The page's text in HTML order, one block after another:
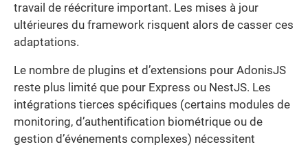
travail de réécriture important. Les mises à jour
ultérieures du framework risquent alors de casser ces
adaptations.
Le nombre de plugins et d’extensions pour AdonisJS
reste plus limité que pour Express ou NestJS. Les
intégrations tierces spécifiques (certains modules de
monitoring, d’authentification biométrique ou de
gestion d’événements complexes) nécessitent